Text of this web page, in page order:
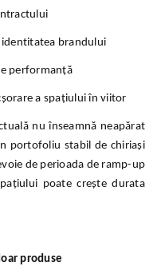
brandului
performanță
a spațiului în viitor
nu înseamnă neapărat
portofoliu stabil de chiriași
de perioada de ramp-up
poate crește durata
produse